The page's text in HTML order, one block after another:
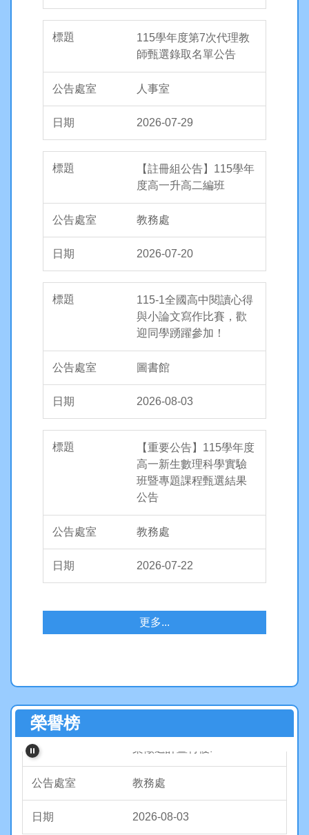
115學年度第7次代理教
師甄選錄取名單公告
人事室
2026-07-29
【註冊組公告】115學年
度高一升高二編班
教務處
2026-07-20
115-1全國高中閱讀心得
與小論文寫作比賽，歡
迎同學踴躍參加！
圖書館
2026-08-03
【重要公告】115學年度
高一新生數理科學實驗
班暨專題課程甄選結果
公告
教務處
2026-07-22
更多...
榮譽榜
恭賀本校顏詩穎、林筠倢、嚴
玉如教師榮獲新北市 114 學
案徵選計畫特優!
教務處